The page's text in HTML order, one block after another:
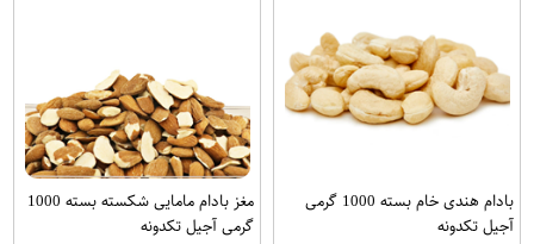
بادام هندی خام بسته 1000 گرمی
آجیل تکدونه
مغز بادام مامایی شکسته بسته 1000
گرمی آجیل تکدونه